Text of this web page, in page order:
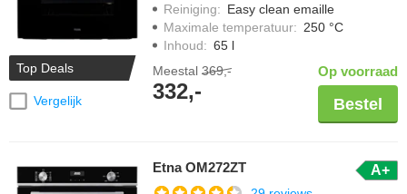
Top Deals
Vergelijk
Reiniging: Easy clean emaille
Maximale temperatuur: 250 °C
Inhoud: 65 l
Meestal 369,-
332,-
Op voorraad
Bestel
Etna OM272ZT A+